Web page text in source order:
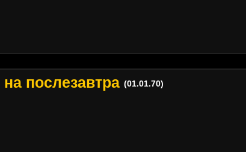
на послезавтра (01.01.70)